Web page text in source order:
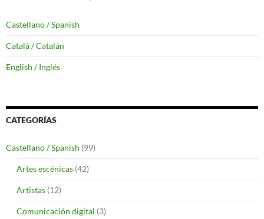
Castellano / Spanish
Català / Catalán
English / Inglés
CATEGORÍAS
Castellano / Spanish (99)
Artes escénicas (42)
Artistas (12)
Comunicación digital (3)